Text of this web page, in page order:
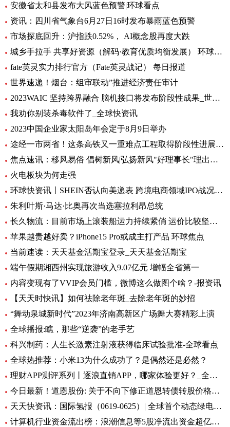
安徽省太和县发布大风蓝色预警|环球看点
资讯：四川省气象台6月27日16时发布暴雨蓝色预警
市场探底回升：沪指跌0.52%， AI概念股再度大跌
城乡手拉手 共享好资源（解码·教育优质均衡发展） 环球通讯
fate英灵实力排行官方（Fate英灵战记） 每日报道
世界速递！烟台：组审联动”推进经济责任审计
2023WAIC 坚持跨界融合 脑机接口将发布阶段性成果_世界热讯
我劝你别装杀毒软件了_全球快资讯
2023中国企业家太阳岛年会定于8月9日举办
途经一市两省！这条高铁又一重难点工程取得阶段性进展_前沿热点
焦点速讯：移风易俗 倡树新风|弘扬新风"好理事长"理出乡村新风尚
火电板块为何走强
环球快资讯丨SHEIN否认向美递表 跨境电商领域IPO战况如何？
朱利叶斯·马达·比奥再次当选塞拉利昂总统
长久物流：目前市场上滚装船运力持续紧俏 运价比较坚挺-当前速看
苹果越贵越好卖？iPhone15 Pro或成主打产品 环球焦点
当前速读：天天基金活期宝登录_天天基金活期宝
端午假期湘西州实现旅游收入9.07亿元 增幅全省第一
内容变现有了VVIP会员门槛，微博这么做图个啥？-报资讯
【天天时快讯】如何祛除老年斑_去除老年斑的妙招
“舞动泉城新时代”2023年济南高新区广场舞大赛精彩上演
全球播报:瞧，那些“逆袭”的老手艺
科兴制药：人生长激素注射液获得临床试验批准-全球看点
全球热推荐：小米13为什么成功了？是偶然还是必然？
理财APP测评系列丨逐浪直销APP，哪家体验更好？_全球今亮点
今日最新！道恩股份: 关于不向下修正道恩转债转股价格的公告
天天快资讯：国际氢报（0619-0625）| 全球首个动态绿电制氨工厂初具规模；MTU开发液氢航空燃料电池技术；道达尔致力于绿氢炼油……
计算机行业资金流出榜：浪潮信息等5股净流出资金超亿元_世界热文